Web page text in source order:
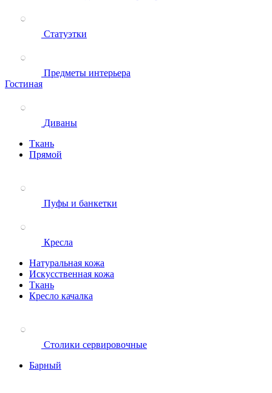
Статуэтки
Предметы интерьера
Гостиная
Диваны
Ткань
Прямой
Пуфы и банкетки
Кресла
Натуральная кожа
Искусственная кожа
Ткань
Кресло качалка
Столики сервировочные
Барный